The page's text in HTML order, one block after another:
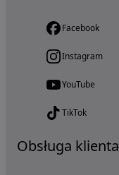
Facebook
Instagram
YouTube
TikTok
Obsługa klienta